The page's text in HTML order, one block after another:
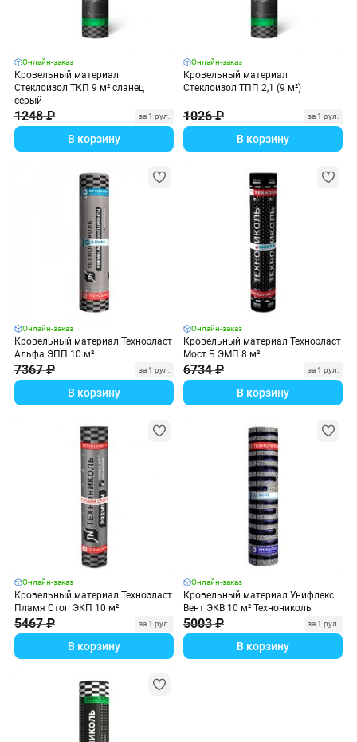
Онлайн-заказ
Кровельный материал
Стеклоизол ТКП 9 м² сланец
серый
1248 ₽ за 1 рул.
В корзину
Онлайн-заказ
Кровельный материал
Стеклоизол ТПП 2,1 (9 м²)
1026 ₽ за 1 рул.
В корзину
Онлайн-заказ
Кровельный материал Техноэласт
Альфа ЭПП 10 м²
7367 ₽ за 1 рул.
В корзину
Онлайн-заказ
Кровельный материал Техноэласт
Мост Б ЭМП 8 м²
6734 ₽ за 1 рул.
В корзину
Онлайн-заказ
Кровельный материал Техноэласт
Пламя Стоп ЭКП 10 м²
5467 ₽ за 1 рул.
В корзину
Онлайн-заказ
Кровельный материал Унифлекс
Вент ЭКВ 10 м² Технониколь
5003 ₽ за 1 рул.
В корзину